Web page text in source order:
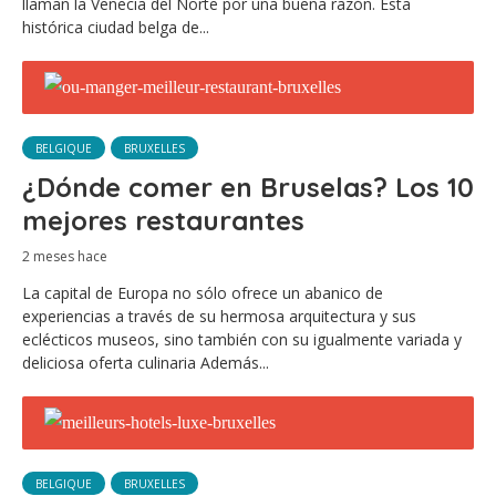
histórica ciudad belga de...
BELGIQUE BRUXELLES
¿Dónde comer en Bruselas? Los 10
mejores restaurantes
2 meses hace
La capital de Europa no sólo ofrece un abanico de
experiencias a través de su hermosa arquitectura y sus
eclécticos museos, sino también con su igualmente variada y
deliciosa oferta culinaria Además...
BELGIQUE BRUXELLES